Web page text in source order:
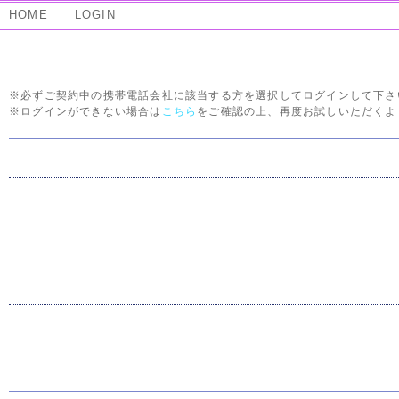
HOME LOGIN
※必ずご契約中の携帯電話会社に該当する方を選択してログインして下さ
※ログインができない場合は こちら をご確認の上、再度お試しいただく